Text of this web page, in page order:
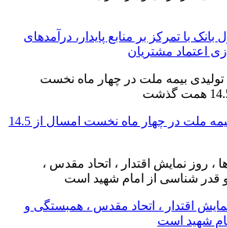
بانک با تمرکز بر منابع پایدار، درآمدهای
اعتماد مشتریان
حق بیمه تولیدی بیمه ملت در چهار ماه نخست امسال از 14.5
اقتدار ، اتحاد مقدس ، همبستگی و
شهید است